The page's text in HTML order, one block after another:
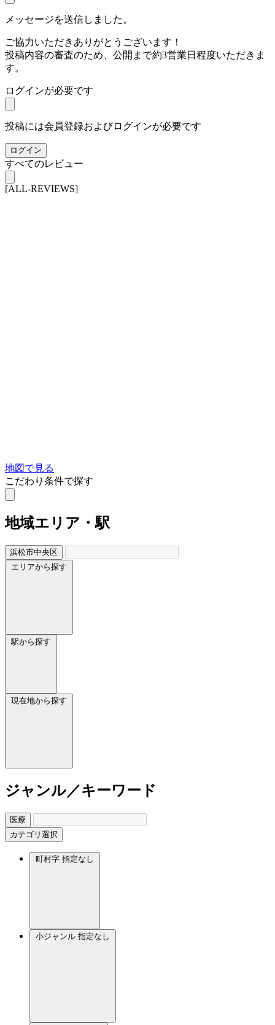
メッセージを送信しました。
ご協力いただきありがとうございます！
投稿内容の審査のため、公開まで約3営業日程度いただきま
す。
ログインが必要です
投稿には会員登録およびログインが必要です
ログイン
すべてのレビュー
[ALL-REVIEWS]
地図で見る
こだわり条件で探す
地域エリア・駅
浜松市中央区
エリアから探す
駅から探す
現在地から探す
ジャンル／キーワード
医療
カテゴリ選択
町村字 指定なし
小ジャンル 指定なし